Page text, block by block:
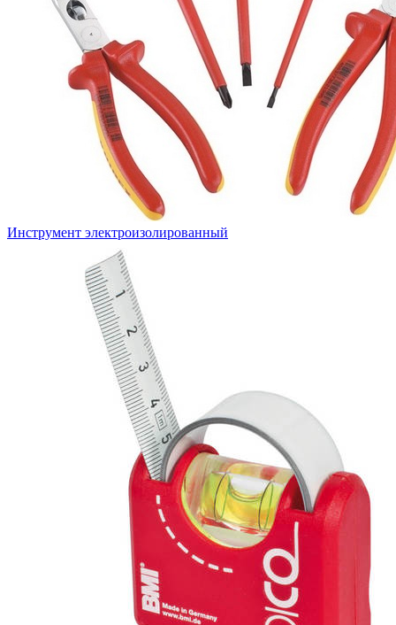
Инструмент электроизолированный